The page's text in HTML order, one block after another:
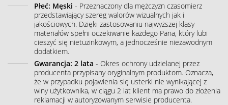
Płeć: Męski - Przeznaczony dla mężczyzn czasomierz
przedstawiający szereg walorów wizualnych jak i
jakościowych. Dzięki zastosowaniu najwyższej klasy
materiałów spełni oczekiwanie każdego Pana, który lubi
cieszyć się nietuzinkowym, a jednocześnie niezawodnym
dodatkiem.
Gwarancja: 2 lata - Okres ochrony udzielanej przez
producenta przypisany oryginalnym produktom. Oznacza,
że w przypadku pojawienia się usterki nie wynikającej z
winy użytkownika, w ciągu 2 lat klient ma prawo do złożenia
reklamacji w autoryzowanym serwisie producenta.